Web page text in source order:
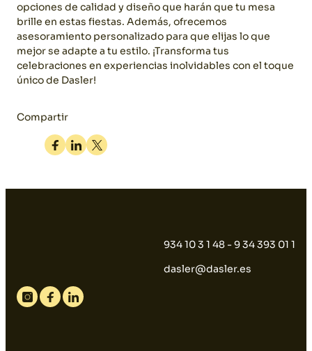
opciones de calidad y diseño que harán que tu mesa
brille en estas fiestas. Además, ofrecemos
asesoramiento personalizado para que elijas lo que
mejor se adapte a tu estilo. ¡Transforma tus
celebraciones en experiencias inolvidables con el toque
único de Dasler!
Compartir
Facebook
LinkedinTwitter
934 10 3 1 48 - 9 34 393 01 1
dasler@dasler.es
Instagram
FacebookLinkedin